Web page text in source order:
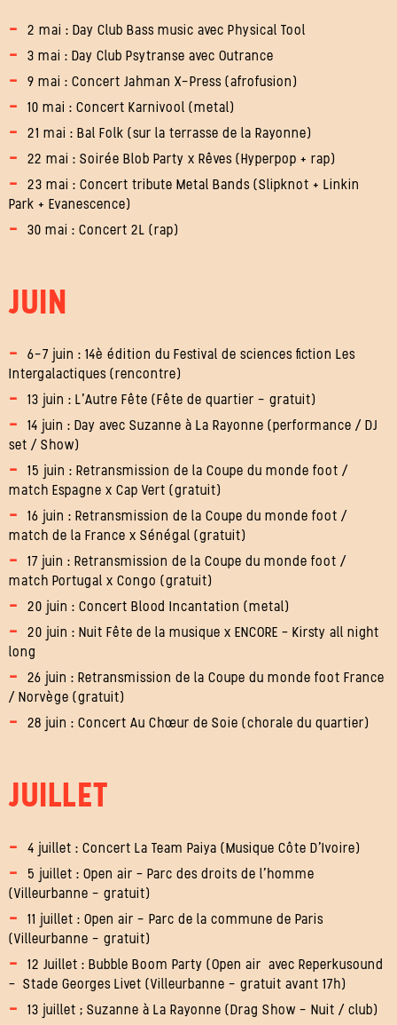
2 mai : Day Club Bass music avec Physical Tool
3 mai : Day Club Psytranse avec Outrance
9 mai : Concert Jahman X-Press (afrofusion)
10 mai : Concert Karnivool (metal)
21 mai : Bal Folk (sur la terrasse de la Rayonne)
22 mai : Soirée Blob Party x Rêves (Hyperpop + rap)
23 mai : Concert tribute Metal Bands (Slipknot + Linkin
Park + Evanescence)
30 mai : Concert 2L (rap)
JUIN
6-7 juin : 14è édition du Festival de sciences fiction Les
Intergalactiques (rencontre)
13 juin : L’Autre Fête (Fête de quartier - gratuit)
14 juin : Day avec Suzanne à La Rayonne (performance / DJ
set / Show)
15 juin : Retransmission de la Coupe du monde foot /
match Espagne x Cap Vert (gratuit)
16 juin : Retransmission de la Coupe du monde foot /
match de la France x Sénégal (gratuit)
17 juin : Retransmission de la Coupe du monde foot /
match Portugal x Congo (gratuit)
20 juin : Concert Blood Incantation (metal)
20 juin : Nuit Fête de la musique x ENCORE – Kirsty all night
long
26 juin : Retransmission de la Coupe du monde foot France
/ Norvège (gratuit)
28 juin : Concert Au Chœur de Soie (chorale du quartier)
JUILLET
4 juillet : Concert La Team Paiya (Musique Côte D’Ivoire)
5 juillet : Open air – Parc des droits de l’homme
(Villeurbanne - gratuit)
11 juillet : Open air - Parc de la commune de Paris
(Villeurbanne - gratuit)
12 Juillet : Bubble Boom Party (Open air avec Reperkusound
– Stade Georges Livet (Villeurbanne - gratuit avant 17h)
13 juillet ; Suzanne à La Rayonne (Drag Show - Nuit / club)